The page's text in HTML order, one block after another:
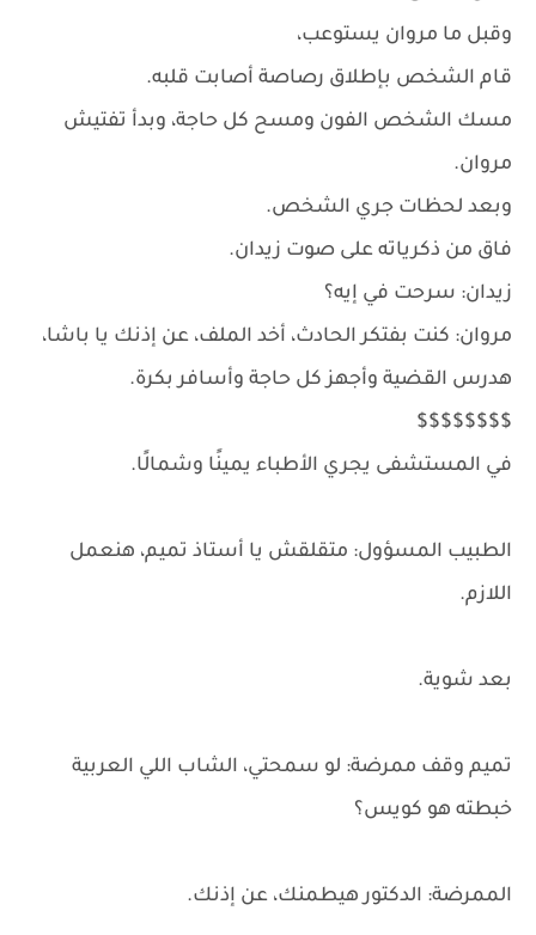
وقبل ما مروان يستوعب،
قام الشخص بإطلاق رصاصة أصابت قلبه.
مسك الشخص الفون ومسح كل حاجة، وبدأ تفتيش
مروان.
وبعد لحظات جري الشخص.
فاق من ذكرياته على صوت زيدان.
زيدان: سرحت في إيه؟
مروان: كنت بفتكر الحادث، أخد الملف، عن إذنك يا باشا،
هدرس القضية وأجهز كل حاجة وأسافر بكرة.
$$$$$$$$
في المستشفى يجري الأطباء يمينًا وشمالًا.
الطبيب المسؤول: متقلقش يا أستاذ تميم، هنعمل
اللازم.
بعد شوية.
تميم وقف ممرضة: لو سمحتي، الشاب اللي العربية
خبطته هو كويس؟
الممرضة: الدكتور هيطمنك، عن إذنك.